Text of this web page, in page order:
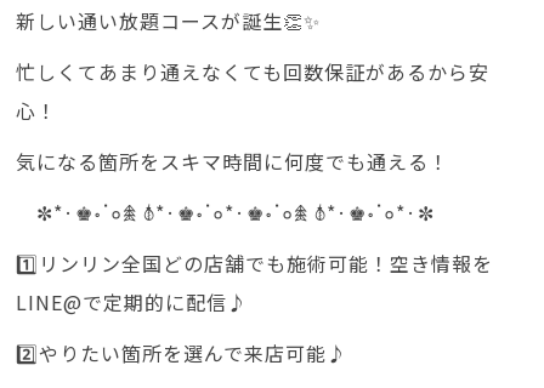
新しい通い放題コースが誕生👏✨
忙しくてあまり通えなくても回数保証があるから安
心！
気になる箇所をスキマ時間に何度でも通える！
✼*·♚॰ॱ०𖠰 𖣤*·♚॰ॱ०*·♚॰ॱ०𖠰 𖣤*·♚॰ॱ०*·✼
1️⃣リンリン全国どの店舗でも施術可能！空き情報を
LINE@で定期的に配信♪
2️⃣やりたい箇所を選んで来店可能♪